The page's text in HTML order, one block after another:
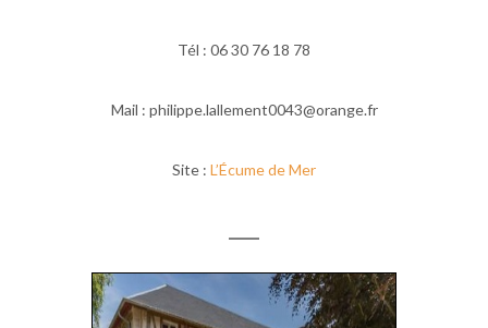
Tél : 06 30 76 18 78
Mail : philippe.lallement0043@orange.fr
Site : L’Écume de Mer